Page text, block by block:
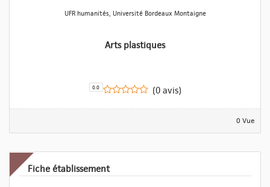
UFR humanités, Université Bordeaux Montaigne
Arts plastiques
0.0 (0 avis)
0 Vue
Fiche établissement